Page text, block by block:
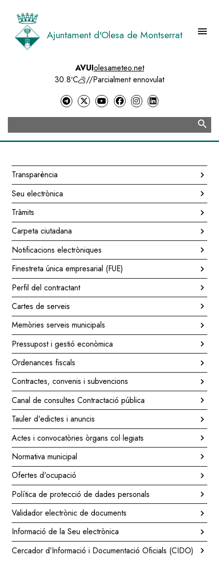
contingut
Ajuntament d'Olesa de Montserrat menu
AVUIolesameteo.net
30.8ºC
//Parcialment ennovulat
search
Navegació
principal
Transparència
Seu electrònica
Tràmits
Carpeta ciutadana
Notificacions electròniques
Finestreta única empresarial (FUE)
Perfil del contractant
Cartes de serveis
Memòries serveis municipals
Pressupost i gestió econòmica
Ordenances fiscals
Contractes, convenis i subvencions
Canal de consultes Contractació pública
Tauler d'edictes i anuncis
Actes i convocatòries òrgans col·legiats
Normativa municipal
Ofertes d'ocupació
Política de protecció de dades personals
Validador electrònic de documents
Informació de la Seu electrònica
Cercador d’Informació i Documentació Oficials (CIDO)